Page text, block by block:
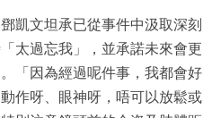
凱文坦承已從事件中汲取深刻
太過忘我」，並承諾未來會更
「因為經過呢件事，我都會好
作呀、眼神呀，唔可以放鬆或